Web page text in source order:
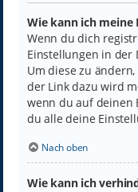
Wie kann ich meine
Wenn du dich
Einstellungen in der
Um diese zu
der Link dazu wird
wenn du auf deinen
du alle deine
Nach oben
Wie kann ich